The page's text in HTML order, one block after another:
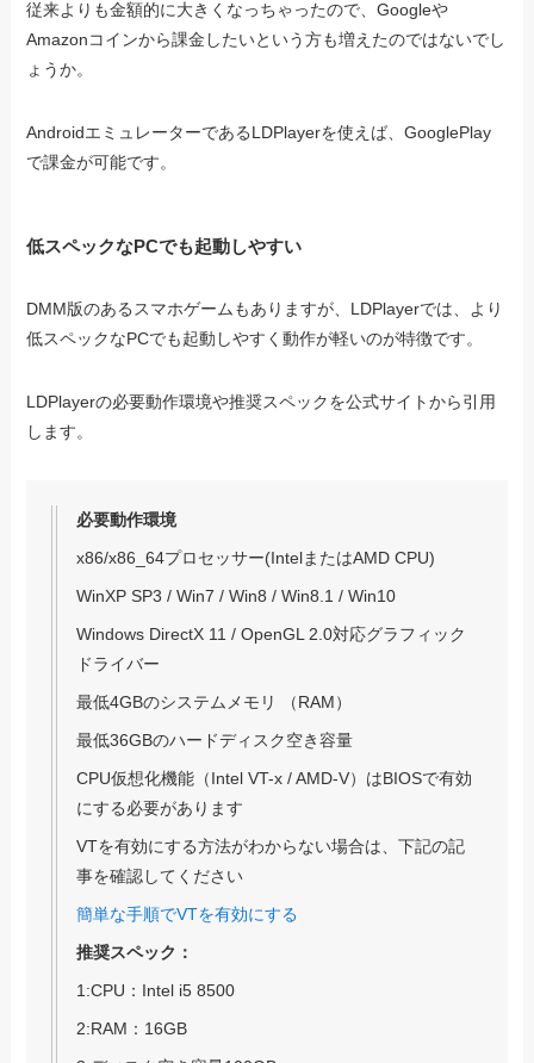
従来よりも金額的に大きくなっちゃったので、Googleや
Amazonコインから課金したいという方も増えたのではないでし
ょうか。
AndroidエミュレーターであるLDPlayerを使えば、GooglePlay
で課金が可能です。
低スペックなPCでも起動しやすい
DMM版のあるスマホゲームもありますが、LDPlayerでは、より
低スペックなPCでも起動しやすく動作が軽いのが特徴です。
LDPlayerの必要動作環境や推奨スペックを公式サイトから引用
します。
必要動作環境
x86/x86_64プロセッサー(IntelまたはAMD CPU)
WinXP SP3 / Win7 / Win8 / Win8.1 / Win10
Windows DirectX 11 / OpenGL 2.0対応グラフィック
ドライバー
最低4GBのシステムメモリ （RAM）
最低36GBのハードディスク空き容量
CPU仮想化機能（Intel VT-x / AMD-V）はBIOSで有効
にする必要があります
VTを有効にする方法がわからない場合は、下記の記
事を確認してください
簡単な手順でVTを有効にする
推奨スペック：
1:CPU：Intel i5 8500
2:RAM：16GB